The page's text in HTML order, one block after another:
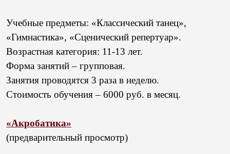
Учебные предметы: «Классический танец»,
«Гимнастика», «Сценический репертуар».
Возрастная категория: 11-13 лет.
Форма занятий – групповая.
Занятия проводятся 3 раза в неделю.
Стоимость обучения – 6000 руб. в месяц.
«Акробатика»
(предварительный просмотр)